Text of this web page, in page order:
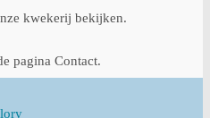
kwekerij bekijken.
pagina Contact.